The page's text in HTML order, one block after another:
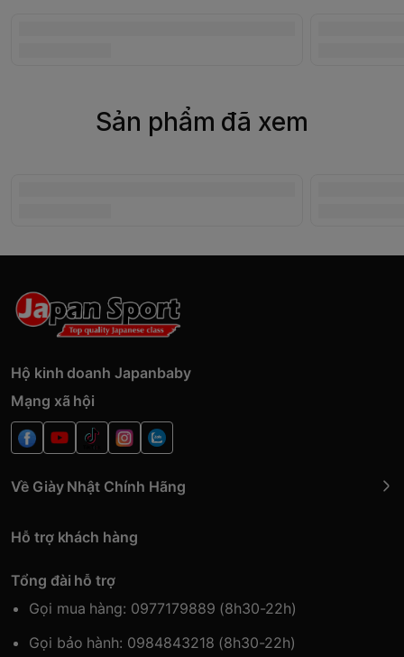
Sản phẩm đã xem
Hộ kinh doanh Japanbaby
Mạng xã hội
Về Giày Nhật Chính Hãng
Hỗ trợ khách hàng
Tổng đài hỗ trợ
Gọi mua hàng: 0977179889 (8h30-22h)
Gọi bảo hành: 0984843218 (8h30-22h)